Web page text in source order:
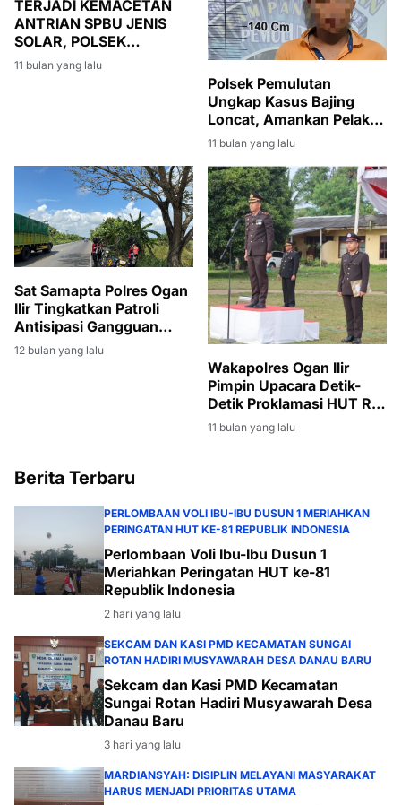
TERJADI KEMACETAN
ANTRIAN SPBU JENIS
SOLAR, POLSEK
INDRALAYA POLRES
OGAN ILIR LAKSANAKAN
11 bulan yang lalu
Polsek Pemulutan
Ungkap Kasus Bajing
Loncat, Amankan Pelaku
dan Barang Bukti Gula
Puluhan Kilogram
11 bulan yang lalu
Sat Samapta Polres Ogan
Ilir Tingkatkan Patroli
Antisipasi Gangguan
Keamanan, Fokus Cegah
Premanisme
12 bulan yang lalu
Wakapolres Ogan Ilir
Pimpin Upacara Detik-
Detik Proklamasi HUT RI
ke-80, Suasana Khidmat
dan Meriah
11 bulan yang lalu
Berita Terbaru
PERLOMBAAN VOLI IBU-IBU DUSUN 1 MERIAHKAN
PERINGATAN HUT KE-81 REPUBLIK INDONESIA
Perlombaan Voli Ibu-Ibu Dusun 1
Meriahkan Peringatan HUT ke-81
Republik Indonesia
2 hari yang lalu
SEKCAM DAN KASI PMD KECAMATAN SUNGAI
ROTAN HADIRI MUSYAWARAH DESA DANAU BARU
Sekcam dan Kasi PMD Kecamatan
Sungai Rotan Hadiri Musyawarah Desa
Danau Baru
3 hari yang lalu
MARDIANSYAH: DISIPLIN MELAYANI MASYARAKAT
HARUS MENJADI PRIORITAS UTAMA